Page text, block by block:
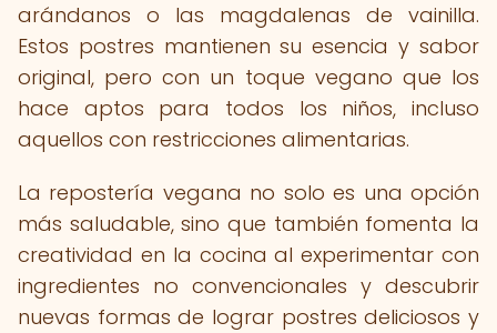
arándanos o las magdalenas de vainilla.
Estos postres mantienen su esencia y sabor
original, pero con un toque vegano que los
hace aptos para todos los niños, incluso
aquellos con restricciones alimentarias.
La repostería vegana no solo es una opción
más saludable, sino que también fomenta la
creatividad en la cocina al experimentar con
ingredientes no convencionales y descubrir
nuevas formas de lograr postres deliciosos y